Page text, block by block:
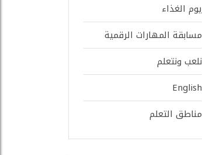
يوم الغذاء
مسابقة المهارات الرقمية
نلعب ونتعلم
English
مناطق التعلم